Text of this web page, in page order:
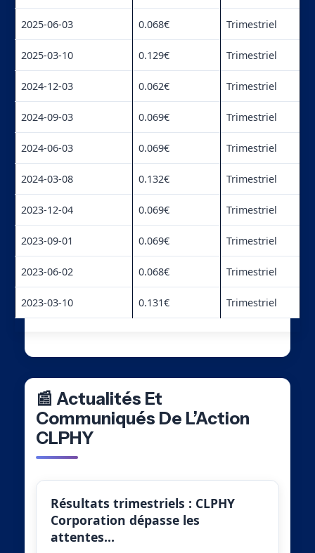
2025-06-03 0.068€ Trimestriel
2025-03-10 0.129€ Trimestriel
2024-12-03 0.062€ Trimestriel
2024-09-03 0.069€ Trimestriel
2024-06-03 0.069€ Trimestriel
2024-03-08 0.132€ Trimestriel
2023-12-04 0.069€ Trimestriel
2023-09-01 0.069€ Trimestriel
2023-06-02 0.068€ Trimestriel
2023-03-10 0.131€ Trimestriel
📰 Actualités Et
Communiqués De L’Action
CLPHY
Résultats trimestriels : CLPHY
Corporation dépasse les
attentes…